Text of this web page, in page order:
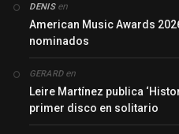
DENISen
American Music Awards
nominados
GERARDen
Leire Martínez publica
primer disco en solitario